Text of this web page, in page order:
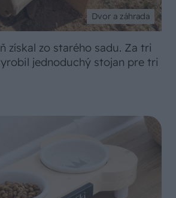
Dvor a záhrada
získal zo starého sadu. Za tri
jednoduchý stojan pre tri